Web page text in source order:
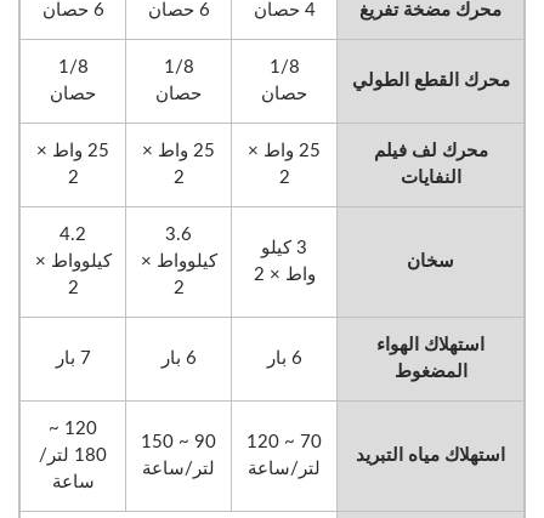
محرك مضخة تفريغ 4 حصان 6 حصان 6 حصان
محرك القطع الطولي
1/8
حصان
1/8
حصان
1/8
حصان
محرك لف فيلم
النفايات
25 واط ×
2
25 واط ×
2
25 واط ×
2
سخان
3 كيلو
واط × 2
3.6
كيلوواط ×
2
4.2
كيلوواط ×
2
استهلاك الهواء
المضغوط
6 بار 6 بار 7 بار
استهلاك مياه التبريد
70 ~ 120
لتر/ساعة
90 ~ 150
لتر/ساعة
120 ~
180 لتر/
ساعة